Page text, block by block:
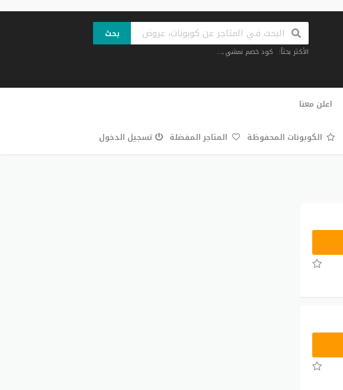
بحث
الأكثر بحثاً: كود خصم نمشي,...
تخطي
اعلن معنا
الكوبونات المحفوظة المتاجر المفضلة تسجيل الدخول